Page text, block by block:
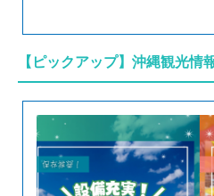
【ピックアップ】沖縄観光情